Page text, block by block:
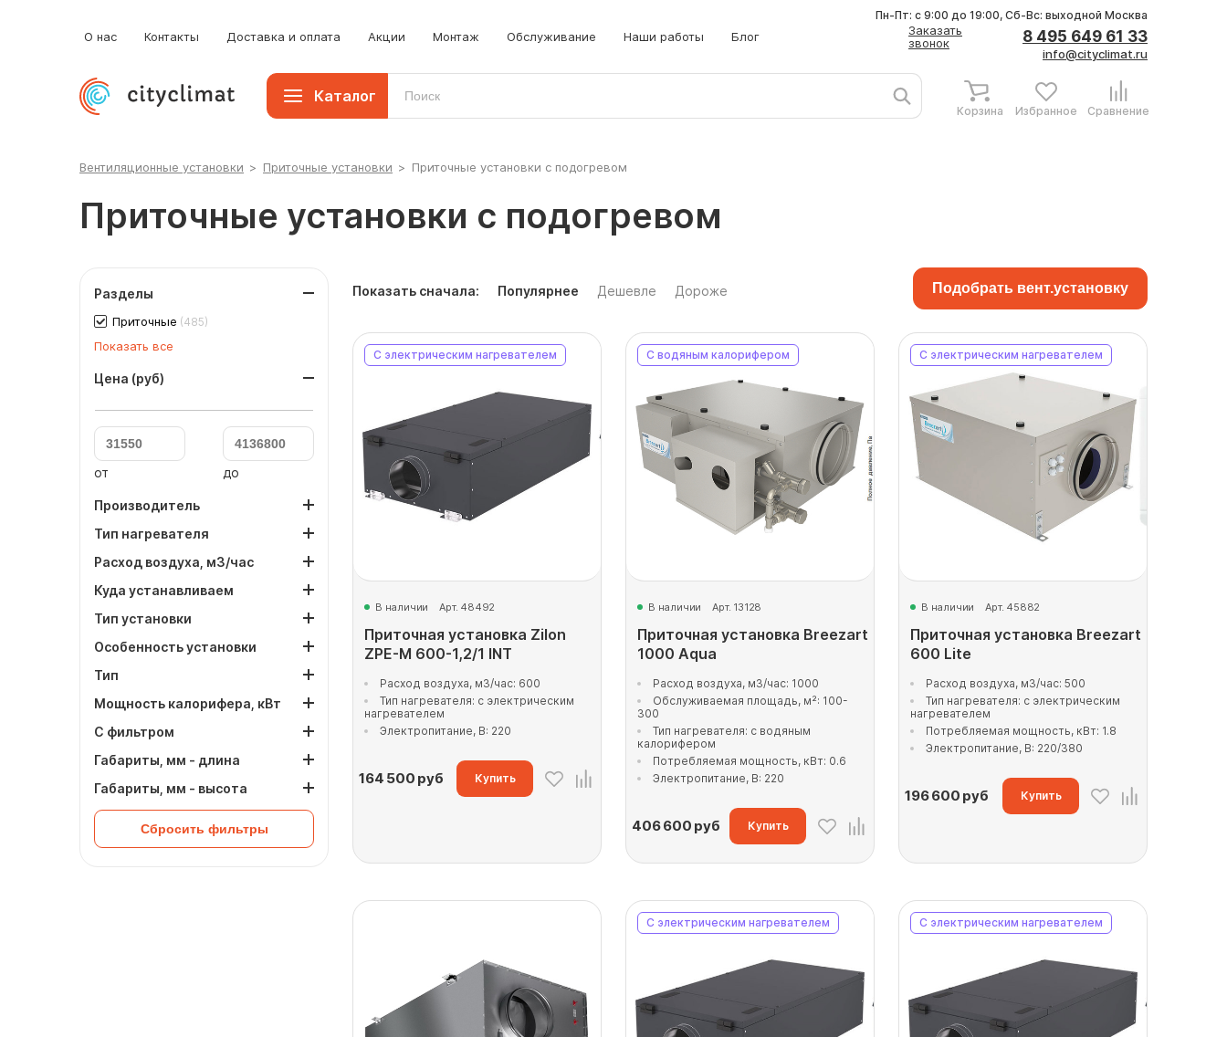
О нас Контакты Доставка и оплата Акции Монтаж Обслуживание Наши работы Блог
Заказать
звонок
8 495 649 61 33
info@cityclimat.ru
Пн-Пт: с 9:00 до 19:00, Сб-Вс: выходной Москва
Каталог
Корзина Избранное Сравнение
Вентиляционные установки > Приточные установки > Приточные установки с подогревом
Приточные установки с подогревом
Разделы
Приточные (485)
Показать все
Цена (руб)
от до
Производитель
Тип нагревателя
Расход воздуха, м3/час
Куда устанавливаем
Тип установки
Особенность установки
Тип
Мощность калорифера, кВт
С фильтром
Габариты, мм - длина
Габариты, мм - высота
Сбросить фильтры
Показать сначала: Популярнее Дешевле Дороже Подобрать вент.установку
С электрическим нагревателем
В наличии Арт. 48492
Приточная установка Zilon
ZPE-M 600-1,2/1 INT
Расход воздуха, м3/час: 600
Тип нагревателя: с электрическим
нагревателем
Электропитание, В: 220
164 500 руб Купить
С водяным калорифером
В наличии Арт. 13128
Приточная установка Breezart
1000 Aqua
Расход воздуха, м3/час: 1000
Обслуживаемая площадь, м²: 100-
300
Тип нагревателя: с водяным
калорифером
Потребляемая мощность, кВт: 0.6
Электропитание, В: 220
406 600 руб Купить
C электрическим нагревателем
В наличии Арт. 45882
Приточная установка Breezart
600 Lite
Расход воздуха, м3/час: 500
Тип нагревателя: с электрическим
нагревателем
Потребляемая мощность, кВт: 1.8
Электропитание, В: 220/380
196 600 руб Купить
С электрическим нагревателем С электрическим нагревателем